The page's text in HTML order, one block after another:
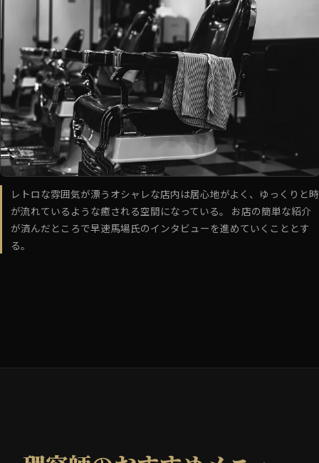
レトロな雰囲気が漂うオシャレな店内は居心地がよく、ゆっくりと時
が流れているような癒される空間になっている。 お店の簡単な紹介
が済んだところで早速馬場氏のインタビューを進めていくこととす
る。